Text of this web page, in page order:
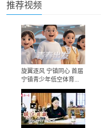
推荐视频
旋翼逐风 宁镇同心 首届
宁镇青少年低空体育...